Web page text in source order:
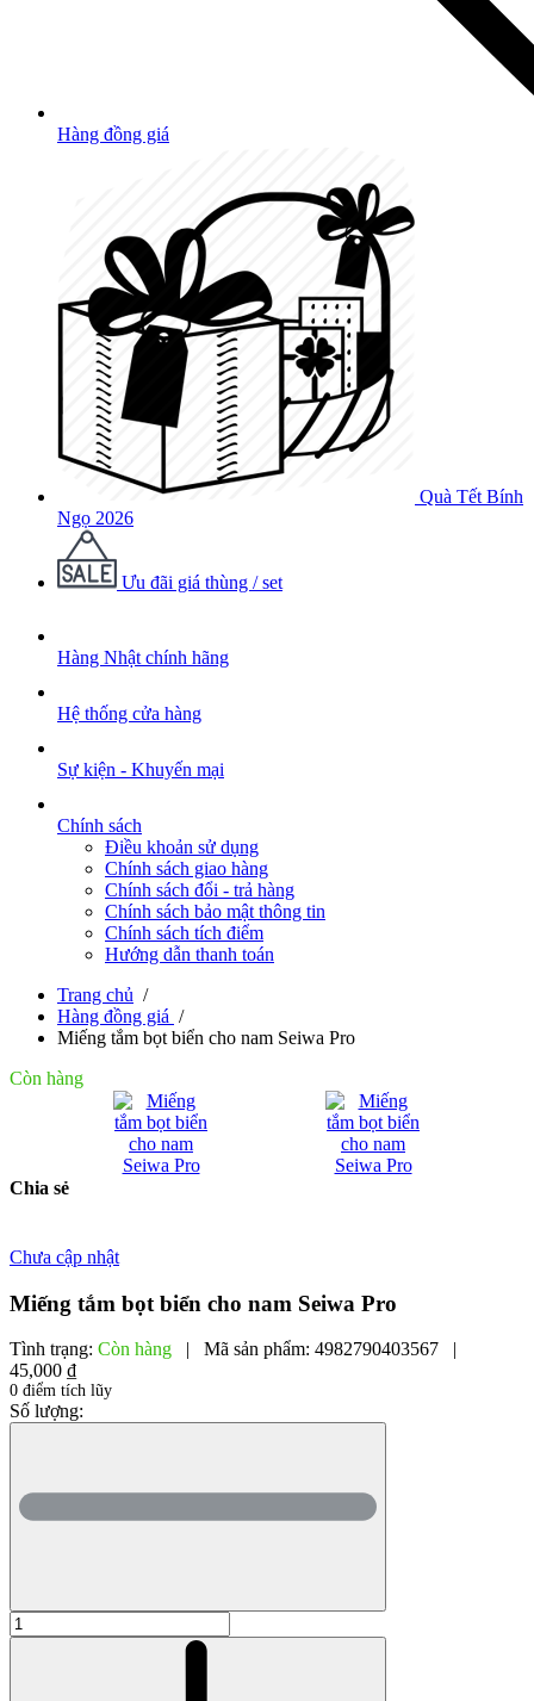
Hàng đồng giá
Quà Tết Bính
Ngọ 2026
Ưu đãi giá thùng / set
Hàng Nhật chính hãng
Hệ thống cửa hàng
Sự kiện - Khuyến mại
Chính sách
Điều khoản sử dụng
Chính sách giao hàng
Chính sách đổi - trả hàng
Chính sách bảo mật thông tin
Chính sách tích điểm
Hướng dẫn thanh toán
Trang chủ /
Hàng đồng giá /
Miếng tắm bọt biển cho nam Seiwa Pro
Còn hàng
Chia sẻ
Chưa cập nhật
Miếng tắm bọt biển cho nam Seiwa Pro
Tình trạng: Còn hàng | Mã sản phẩm: 4982790403567
|
45,000 ₫
0 điểm tích lũy
Số lượng: